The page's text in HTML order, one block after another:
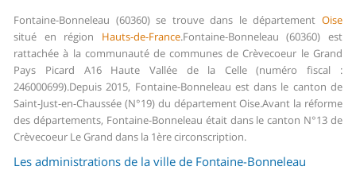
Fontaine-Bonneleau (60360) se trouve dans le département Oise
situé en région Hauts-de-France.Fontaine-Bonneleau (60360) est
rattachée à la communauté de communes de Crèvecoeur le Grand
Pays Picard A16 Haute Vallée de la Celle (numéro fiscal :
246000699).Depuis 2015, Fontaine-Bonneleau est dans le canton de
Saint-Just-en-Chaussée (N°19) du département Oise.Avant la réforme
des départements, Fontaine-Bonneleau était dans le canton N°13 de
Crèvecoeur Le Grand dans la 1ère circonscription.
Les administrations de la ville de Fontaine-Bonneleau